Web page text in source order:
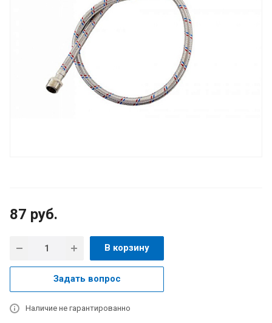
87 руб.
В корзину
Задать вопрос
Наличие не гарантированно